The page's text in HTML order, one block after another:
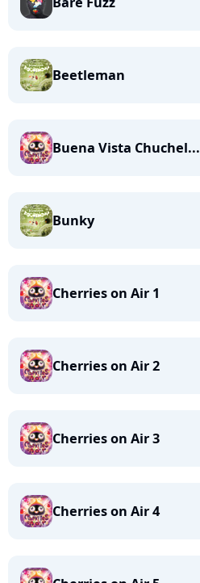
Beetleman
Buena Vista Chuchel...
Bunky
Cherries on Air 1
Cherries on Air 2
Cherries on Air 3
Cherries on Air 4